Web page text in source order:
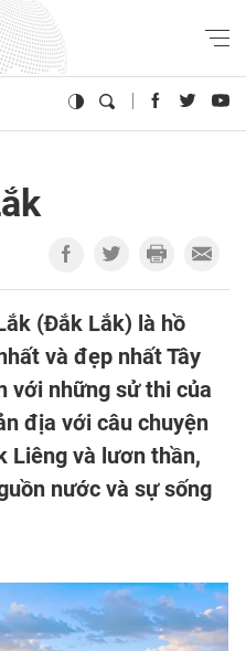
(Đắk Lắk) là hồ
và đẹp nhất Tây
với những sử thi của
địa với câu chuyện
Liêng và lươn thần,
nước và sự sống